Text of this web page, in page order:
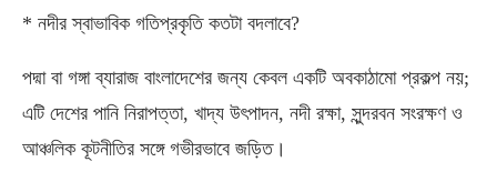
* নদীর স্বাভাবিক গতিপ্রকৃতি কতটা বদলাবে?
পদ্মা বা গঙ্গা ব্যারাজ বাংলাদেশের জন্য কেবল একটি অবকাঠামো প্রকল্প নয়;
এটি দেশের পানি নিরাপত্তা, খাদ্য উৎপাদন, নদী রক্ষা, সুন্দরবন সংরক্ষণ ও
আঞ্চলিক কূটনীতির সঙ্গে গভীরভাবে জড়িত।